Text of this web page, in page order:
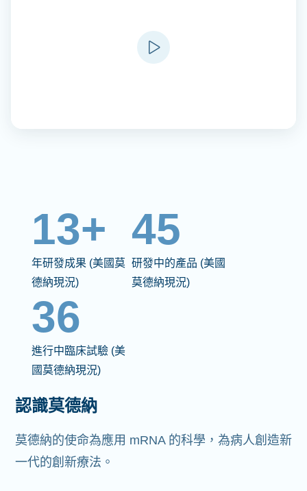
13+
年研發成果 (美國莫
德納現況)
45
研發中的產品 (美國
莫德納現況)
36
進行中臨床試驗 (美
國莫德納現況)
認識莫德納
莫德納的使命為應用 mRNA 的科學，為病人創造新
一代的創新療法。